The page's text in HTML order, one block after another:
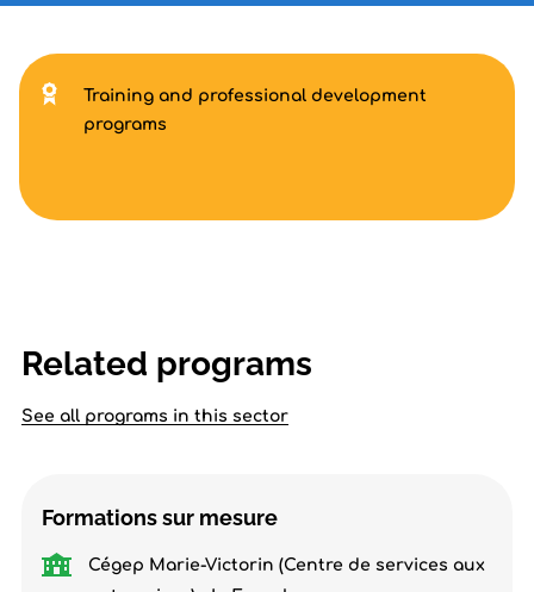
Training and professional development
programs
Related programs
See all programs in this sector
Formations sur mesure
Cégep Marie-Victorin (Centre de services aux